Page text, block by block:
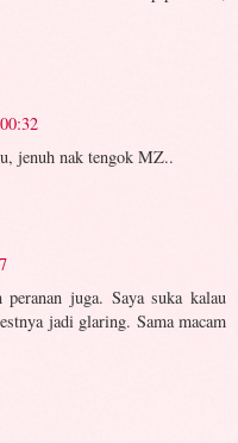
jenuh nak tengok MZ..
juga. Saya suka kalau
jadi glaring. Sama macam